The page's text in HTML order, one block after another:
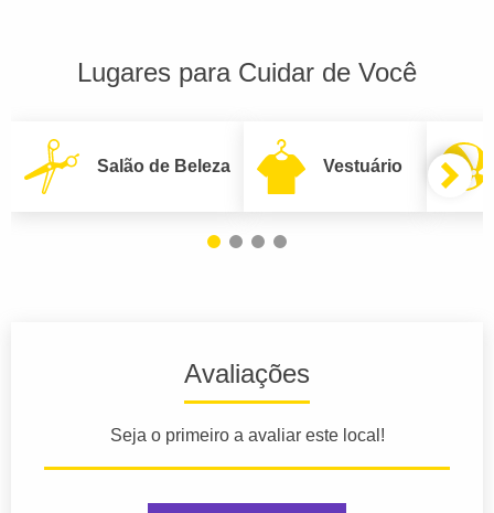
Lugares para Cuidar de Você
Salão de Beleza Vestuário
Avaliações
Seja o primeiro a avaliar este local!